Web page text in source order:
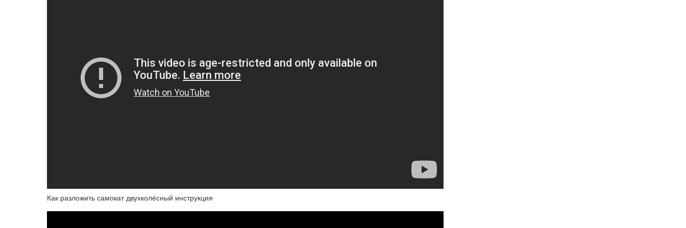
Как разложить самокат двухколёсный инструкция